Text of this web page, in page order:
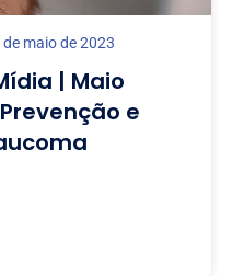
de maio de 2023
| Maio
e